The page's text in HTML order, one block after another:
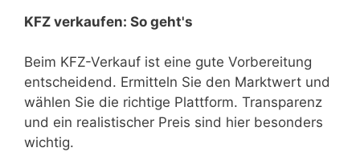
KFZ verkaufen: So geht's
Beim KFZ-Verkauf ist eine gute Vorbereitung
entscheidend. Ermitteln Sie den Marktwert und
wählen Sie die richtige Plattform. Transparenz
und ein realistischer Preis sind hier besonders
wichtig.